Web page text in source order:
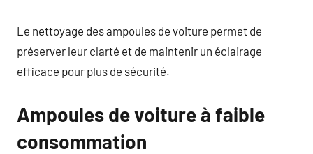
Le nettoyage des ampoules de voiture permet de
préserver leur clarté et de maintenir un éclairage
efficace pour plus de sécurité.
Ampoules de voiture à faible
consommation